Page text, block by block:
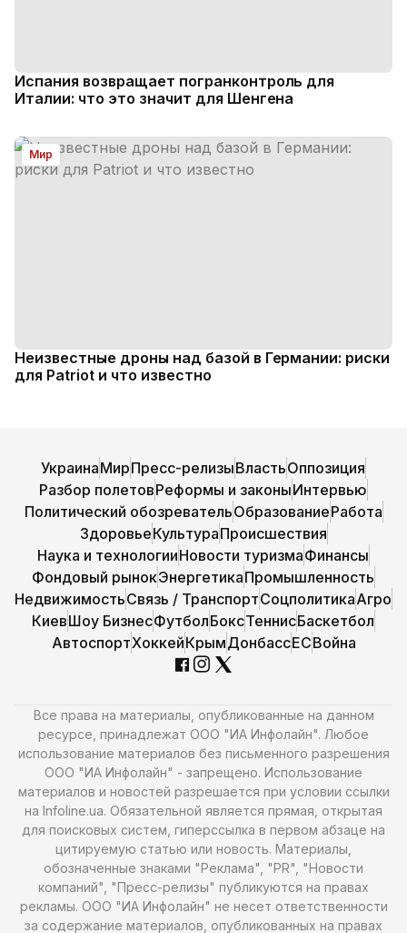
Испания возвращает погранконтроль для
Италии: что это значит для Шенгена
Мир
Неизвестные дроны над базой в Германии: риски
для Patriot и что известно
УкраинаМирПресс-релизыВластьОппозиция
Разбор полетовРеформы и законыИнтервью
Политический обозревательОбразованиеРабота
ЗдоровьеКультураПроисшествия
Наука и технологииНовости туризмаФинансы
Фондовый рынокЭнергетикаПромышленность
НедвижимостьСвязь / ТранспортСоцполитикаАгро
КиевШоу БизнесФутболБоксТеннисБаскетбол
АвтоспортХоккейКрымДонбассЕСВойна
Все права на материалы, опубликованные на данном
ресурсе, принадлежат ООО "ИА Инфолайн". Любое
использование материалов без письменного разрешения
ООО "ИА Инфолайн" - запрещено. Использование
материалов и новостей разрешается при условии ссылки
на Infoline.ua. Обязательной является прямая, открытая
для поисковых систем, гиперссылка в первом абзаце на
цитируемую статью или новость. Материалы,
обозначенные знаками "Реклама", "PR", "Новости
компаний", "Пресс-релизы" публикуются на правах
рекламы. ООО "ИА Инфолайн" не несет ответственности
за содержание материалов, опубликованных на правах